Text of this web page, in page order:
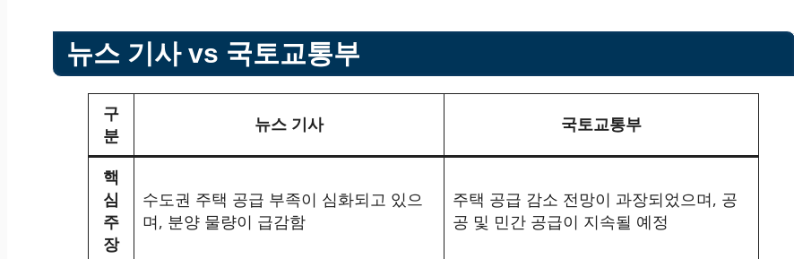
뉴스 기사 vs 국토교통부
구
분
뉴스 기사 국토교통부
핵
심
주
장
수도권 주택 공급 부족이 심화되고 있으
며, 분양 물량이 급감함
주택 공급 감소 전망이 과장되었으며, 공
공 및 민간 공급이 지속될 예정